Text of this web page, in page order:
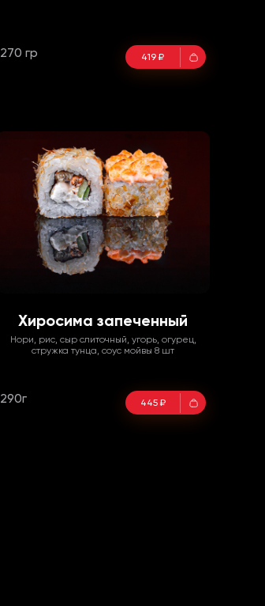
270 гр 419 ₽
Хиросима запеченный
Нори, рис, сыр слиточный, угорь, огурец,
стружка тунца, соус мойвы 8 шт
290г 445 ₽